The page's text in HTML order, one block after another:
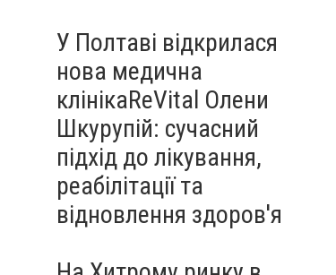
У Полтаві відкрилася
нова медична
клінікаReVital Олени
Шкурупій: сучасний
підхід до лікування,
реабілітації та
відновлення здоров'я